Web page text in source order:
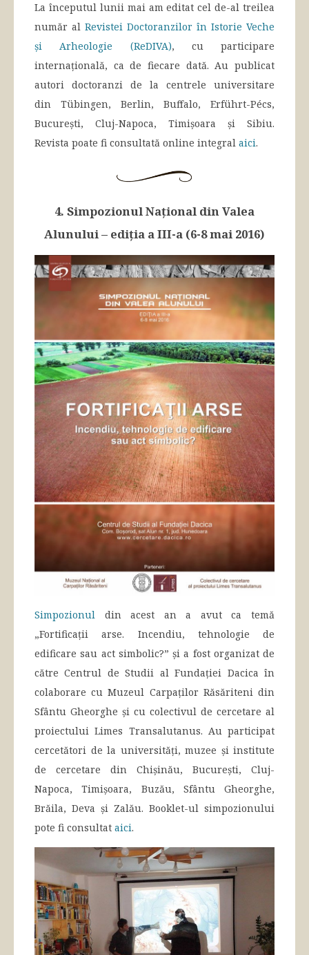
La începutul lunii mai am editat cel de-al treilea
număr al Revistei Doctoranzilor în Istorie Veche
și Arheologie (ReDIVA), cu participare
internațională, ca de fiecare dată. Au publicat
autori doctoranzi de la centrele universitare
din Tübingen, Berlin, Buffalo, Erführt-Pécs,
București, Cluj-Napoca, Timișoara și Sibiu.
Revista poate fi consultată online integral aici.
4. Simpozionul Național din Valea
Alunului – ediția a III-a (6-8 mai 2016)
Simpozionul din acest an a avut ca temă
„Fortificații arse. Incendiu, tehnologie de
edificare sau act simbolic?” și a fost organizat de
către Centrul de Studii al Fundației Dacica în
colaborare cu Muzeul Carpaților Răsăriteni din
Sfântu Gheorghe și cu colectivul de cercetare al
proiectului Limes Transalutanus. Au participat
cercetători de la universități, muzee și institute
de cercetare din Chișinău, București, Cluj-
Napoca, Timișoara, Buzău, Sfântu Gheorghe,
Brăila, Deva și Zalău. Booklet-ul simpozionului
pote fi consultat aici.